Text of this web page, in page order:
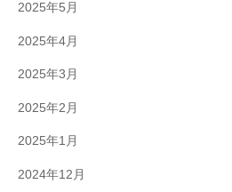
2025年5月
2025年4月
2025年3月
2025年2月
2025年1月
2024年12月